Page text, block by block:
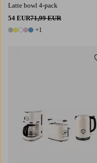
Latte bowl 4-pack
54 EUR71,99 EUR
6 värejä
+1